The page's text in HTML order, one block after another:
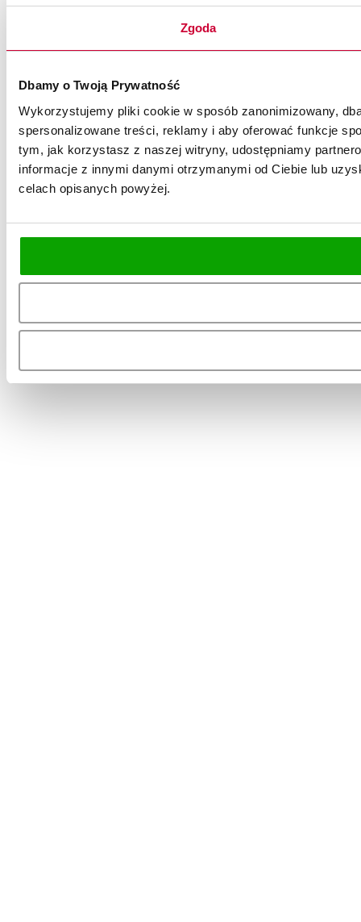
Zgoda
Dbamy o Twoją Prywatność
Wykorzystujemy pliki cookie w sposób zanonimizowany,
spersonalizowane treści, reklamy i aby oferować funkcje
tym, jak korzystasz z naszej witryny, udostępniamy
informacje z innymi danymi otrzymanymi od Ciebie lub
celach opisanych powyżej.